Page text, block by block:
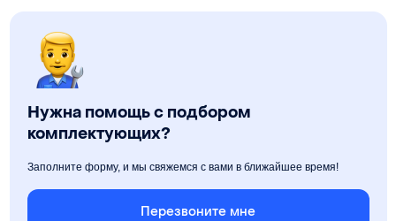
Нужна помощь с подбором
комплектующих?
Заполните форму, и мы свяжемся с вами в ближайшее время!
Перезвоните мне